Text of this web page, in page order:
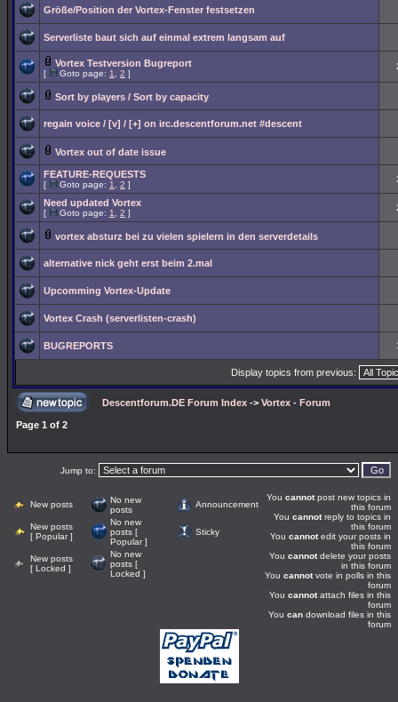
Größe/Position der Vortex-Fenster festsetzen
Serverliste baut sich auf einmal extrem langsam auf
Vortex Testversion Bugreport
[ Goto page: 1 2 ]
Sort by players / Sort by capacity
regain voice / [v] / [+] on irc.descentforum.net #descent
Vortex out of date issue
FEATURE-REQUESTS
[ Goto page: 1 2 ]
Need updated Vortex
[ Goto page: 1 2 ]
vortex absturz bei zu vielen spielern in den serverdetails
alternative nick geht erst beim 2.mal
Upcomming Vortex-Update
Vortex Crash (serverlisten-crash)
BUGREPORTS
Display topics from previous:
Descentforum.DE Forum Index -> Vortex - Forum
Page 1 of 2
Jump to:
New posts
No new
posts
Announcement
New posts
[ Popular ]
No new
posts [
Popular ]
Sticky
New posts
[ Locked ]
No new
posts [
Locked ]
You cannotpost new topics in
this forum
You cannotreply to topics in
this forum
You cannotedit your posts in
this forum
You cannotdelete your posts
in this forum
You cannotvote in polls in this
forum
You cannotattach files in this
forum
You can download files in this
forum